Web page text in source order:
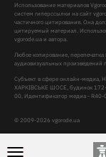
© 2009-2026 vgorode.ua
Использование материалов
систем гиперссылки на сайт
частичного цитирования. Она
цитируемый материал.
vgorode.ua и автора.
Любое копирование,
аудиовизуальных произведений
Субъект в сфере онлайн-медиа,
ХАРКІВСЬКЕ ШОСЕ, будинок
00, Идентификатор медиа - R40-